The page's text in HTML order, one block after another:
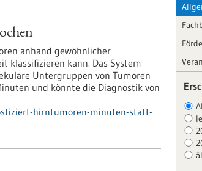
anhand gewöhnlicher
klassifizieren kann. Das System
Untergruppen von Tumoren
und könnte die Diagnostik von
hirntumoren-minuten-statt-